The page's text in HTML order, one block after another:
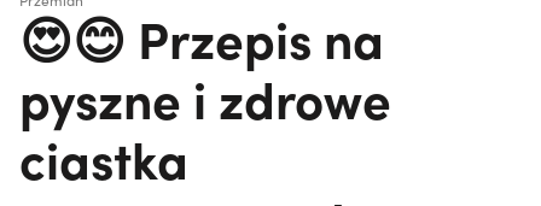
😍😊 Przepis na
pyszne i zdrowe
ciastka